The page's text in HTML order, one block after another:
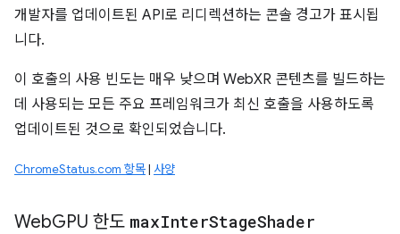
개발자를 업데이트된 API로 리디렉션하는 콘솔 경고가 표시됩
니다.
이 호출의 사용 빈도는 매우 낮으며 WebXR 콘텐츠를 빌드하는
데 사용되는 모든 주요 프레임워크가 최신 호출을 사용하도록
업데이트된 것으로 확인되었습니다.
ChromeStatus.com 항목| 사양
WebGPU 한도 maxInterStageShader